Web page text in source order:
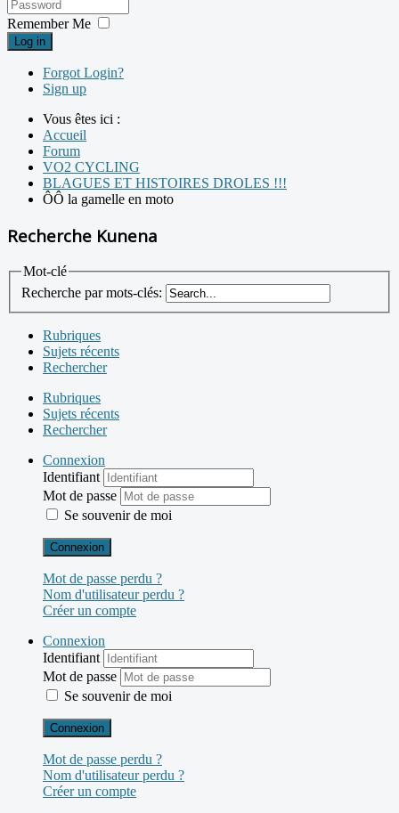
Remember Me
Log in
Forgot Login?
Sign up
Vous êtes ici :
Accueil
Forum
VO2 CYCLING
BLAGUES ET HISTOIRES DROLES !!!
ÔÔ la gamelle en moto
Recherche Kunena
Mot-clé
Recherche par mots-clés:
Rubriques
Sujets récents
Rechercher
Rubriques
Sujets récents
Rechercher
Connexion
Identifiant
Mot de passe
Se souvenir de moi
Connexion
Mot de passe perdu ?
Nom d'utilisateur perdu ?
Créer un compte
Connexion
Identifiant
Mot de passe
Se souvenir de moi
Connexion
Mot de passe perdu ?
Nom d'utilisateur perdu ?
Créer un compte